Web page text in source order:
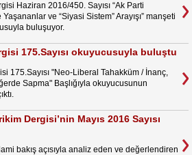
Haziran 2016/450. Sayısı “Ak Parti
ve “Siyasi Sistem” Arayışı” manşeti
buluşuyor.
175.Sayısı okuyucusuyla buluştu
175.Sayısı "Neo-Liberal Tahakküm / İnanç,
Sapma" Başlığıyla okuyucusunun
Dergisi’nin Mayıs 2016 Sayısı
bakış açısıyla analiz eden ve değerlendiren